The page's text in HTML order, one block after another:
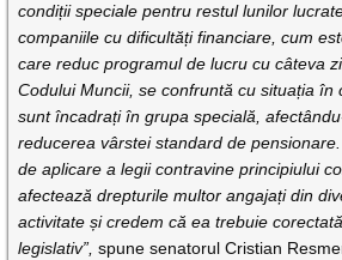
condiții speciale pentru restul lunilor
companiile cu dificultăți financiare, cum
care reduc programul de lucru cu câteva
Codului Muncii, se confruntă cu situația în
sunt încadrați în grupa specială,
reducerea vârstei standard de
de aplicare a legii contravine principiului
afectează drepturile multor angajați din
activitate și credem că ea trebuie
legislativ”, spune senatorul Cristian